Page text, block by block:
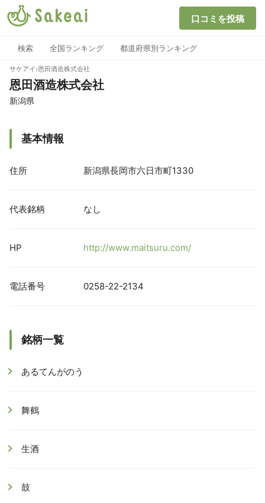
口コミを投稿
検索 全国ランキング 都道府県別ランキング
サケアイ ›恩田酒造株式会社
恩田酒造株式会社
新潟県
基本情報
住所 新潟県長岡市六日市町1330
代表銘柄 なし
HP http://www.maitsuru.com/
電話番号 0258-22-2134
銘柄一覧
あるてんがのう
舞鶴
生酒
鼓